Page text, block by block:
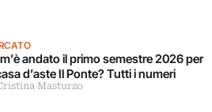
andato il primo semestre 2026 per
d’aste Il Ponte? Tutti i numeri
Masturzo